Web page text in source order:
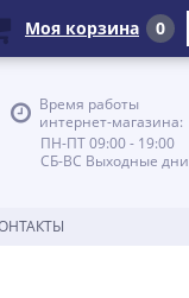
Время работы
интернет-магазина:
ПН-ПТ 09:00 - 19:00
СБ-ВС Выходные дни
Моя корзина 0